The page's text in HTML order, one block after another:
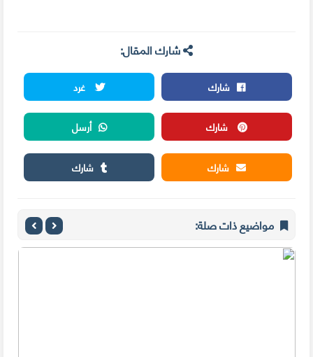
شارك المقال:
شارك
غرد
شارك
أرسل
شارك
شارك
مواضيع ذات صلة: